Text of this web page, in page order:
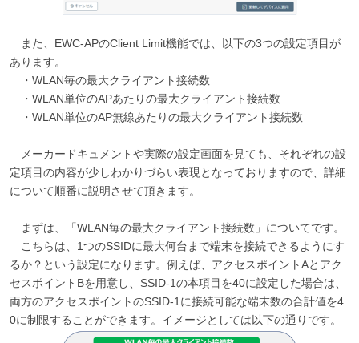
また、EWC-APのClient Limit機能では、以下の3つの設定項目が
あります。
・WLAN毎の最大クライアント接続数
・WLAN単位のAPあたりの最大クライアント接続数
・WLAN単位のAP無線あたりの最大クライアント接続数
メーカードキュメントや実際の設定画面を見ても、それぞれの設
定項目の内容が少しわかりづらい表現となっておりますので、詳細
について順番に説明させて頂きます。
まずは、「WLAN毎の最大クライアント接続数」についてです。
こちらは、1つのSSIDに最大何台まで端末を接続できるようにす
るか？という設定になります。例えば、アクセスポイントAとアク
セスポイントBを用意し、SSID-1の本項目を40に設定した場合は、
両方のアクセスポイントのSSID-1に接続可能な端末数の合計値を4
0に制限することができます。イメージとしては以下の通りです。